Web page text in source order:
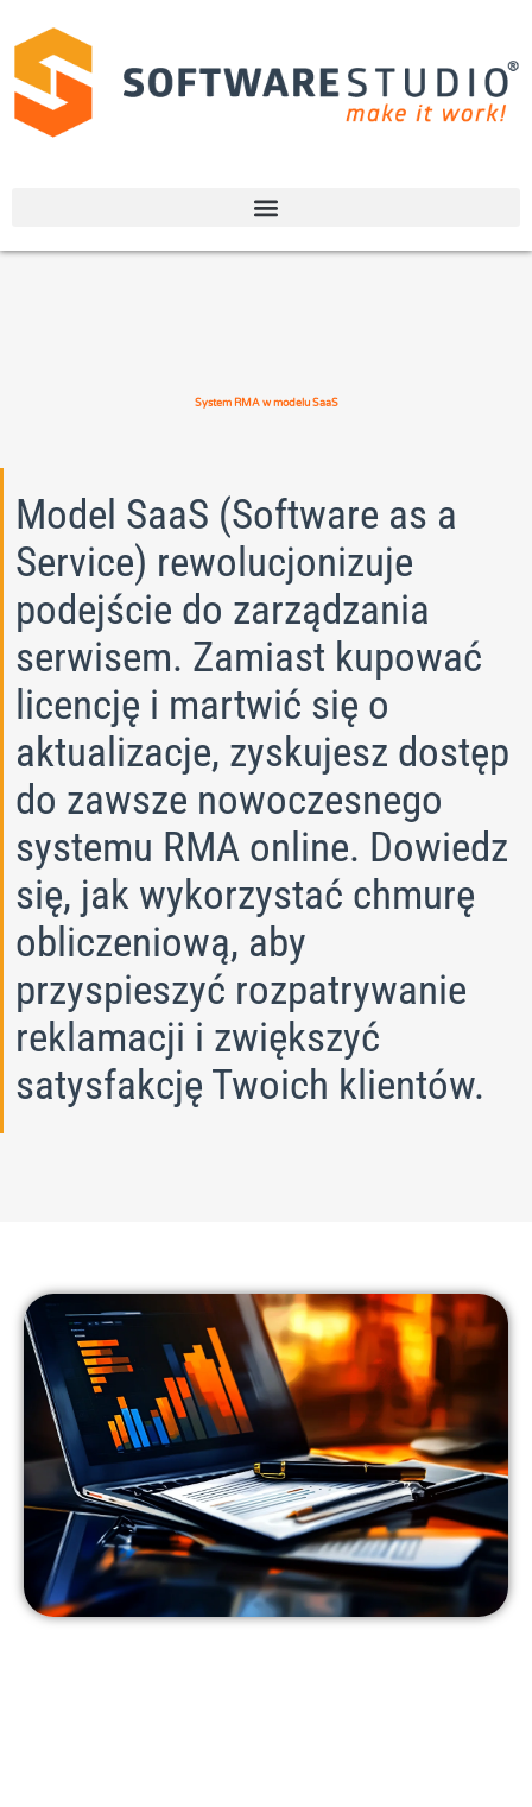
System RMA w modelu SaaS
Model SaaS (Software as a
Service) rewolucjonizuje
podejście do zarządzania
serwisem. Zamiast kupować
licencję i martwić się o
aktualizacje, zyskujesz dostęp
do zawsze nowoczesnego
systemu RMA online. Dowiedz
się, jak wykorzystać chmurę
obliczeniową, aby
przyspieszyć rozpatrywanie
reklamacji i zwiększyć
satysfakcję Twoich klientów.